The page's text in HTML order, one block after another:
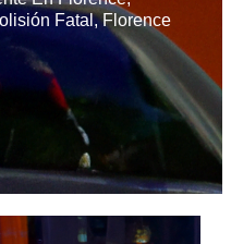
Fatal,Florence